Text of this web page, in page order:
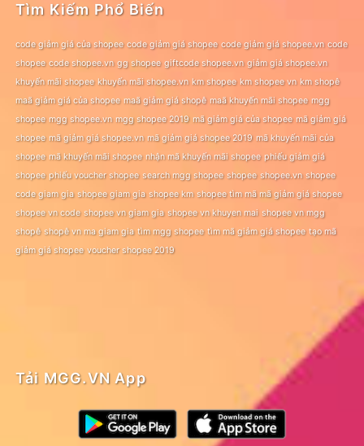
Tìm Kiếm Phổ Biến
code giảm giá của shopee code giảm giá shopee code giảm giá shopee.vn code
shopee code shopee.vn gg shopee giftcode shopee.vn giảm giá shopee.vn
khuyến mãi shopee khuyến mãi shopee.vn km shopee km shopee vn km shopê
maã giảm giá của shopee maã giảm giá shopê maã khuyến mãi shopee mgg
shopee mgg shopee.vn mgg shopee 2019 mã giảm giá của shopee mã giảm giá
shopee mã giảm giá shopee.vn mã giảm giá shopee 2019 mã khuyến mãi của
shopee mã khuyến mãi shopee nhận mã khuyến mãi shopee phiếu giảm giá
shopee phiếu voucher shopee search mgg shopee shopee shopee.vn shopee
code giam gia shopee giam gia shopee km shopee tìm mã mã giảm giá shopee
shopee vn code shopee vn giam gia shopee vn khuyen mai shopee vn mgg
shopê shopê vn ma giam gia tìm mgg shopee tìm mã giảm giá shopee tạo mã
giảm giá shopee voucher shopee 2019
Tải MGG.VN App